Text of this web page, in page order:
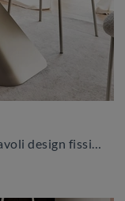
Clicca e scopri una ricca gamma di Tavoli design fissi da pranzo! Il modello Axiom legno di Calligaris ti aspetta.